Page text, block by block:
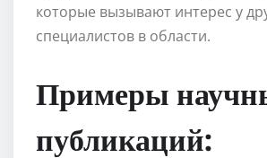
которые вызывают интерес у
специалистов в области.
Примеры
публикаций: